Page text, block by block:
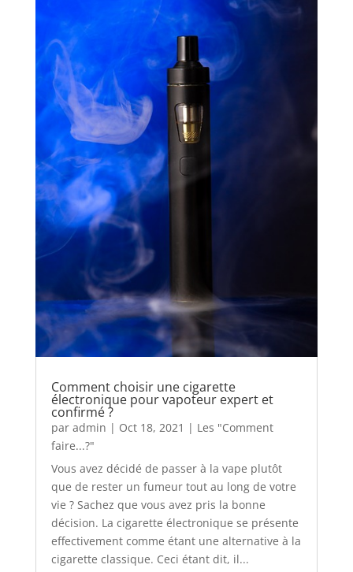
Comment choisir une cigarette
électronique pour vapoteur expert et
confirmé ?
par admin | Oct 18, 2021 | Les "Comment
faire...?"
Vous avez décidé de passer à la vape plutôt
que de rester un fumeur tout au long de votre
vie ? Sachez que vous avez pris la bonne
décision. La cigarette électronique se présente
effectivement comme étant une alternative à la
cigarette classique. Ceci étant dit, il...